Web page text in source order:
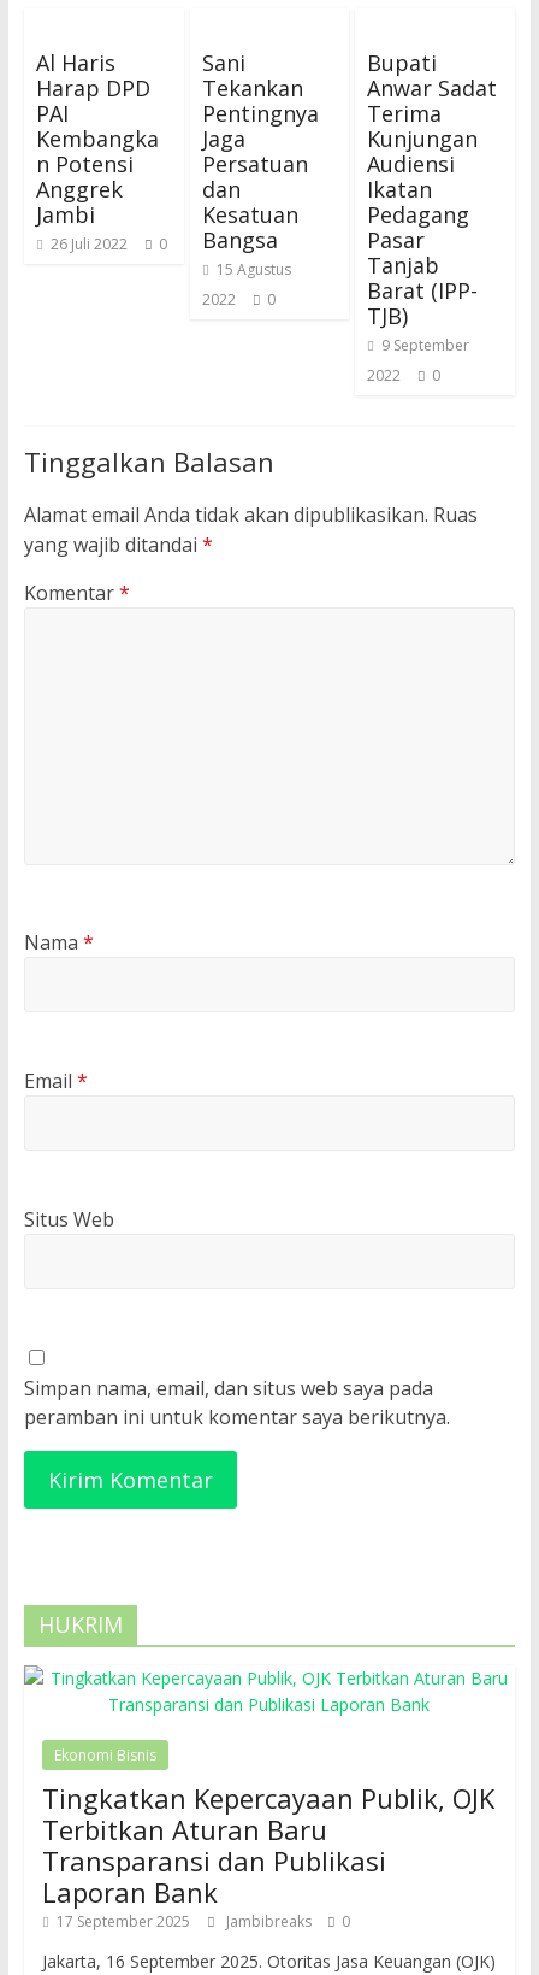
Al Haris
Harap DPD
PAI
Kembangka
n Potensi
Anggrek
Jambi
26 Juli 2022 0
Sani
Tekankan
Pentingnya
Jaga
Persatuan
dan
Kesatuan
Bangsa
15 Agustus
2022
0
Bupati
Anwar Sadat
Terima
Kunjungan
Audiensi
Ikatan
Pedagang
Pasar
Tanjab
Barat (IPP-
TJB)
9 September
2022
0
Tinggalkan Balasan
Alamat email Anda tidak akan dipublikasikan. Ruas
yang wajib ditandai *
Komentar*
Nama *
Email *
Situs Web
Simpan nama, email, dan situs web saya pada
peramban ini untuk komentar saya berikutnya.
HUKRIM
Ekonomi Bisnis
Tingkatkan Kepercayaan Publik, OJK
Terbitkan Aturan Baru
Transparansi dan Publikasi
Laporan Bank
17 September 2025 Jambibreaks 0
Jakarta, 16 September 2025. Otoritas Jasa Keuangan (OJK)